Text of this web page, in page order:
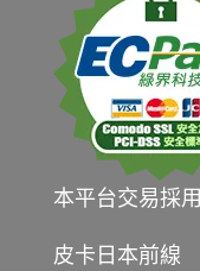
本平台交易採
皮卡日本前線